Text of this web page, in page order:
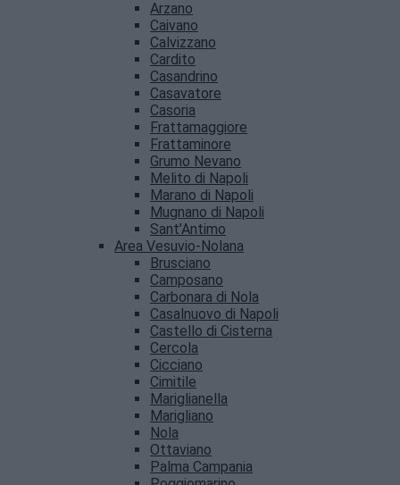
Arzano
Caivano
Calvizzano
Cardito
Casandrino
Casavatore
Casoria
Frattamaggiore
Frattaminore
Grumo Nevano
Melito di Napoli
Marano di Napoli
Mugnano di Napoli
Sant’Antimo
Area Vesuvio-Nolana
Brusciano
Camposano
Carbonara di Nola
Casalnuovo di Napoli
Castello di Cisterna
Cercola
Cicciano
Cimitile
Mariglianella
Marigliano
Nola
Ottaviano
Palma Campania